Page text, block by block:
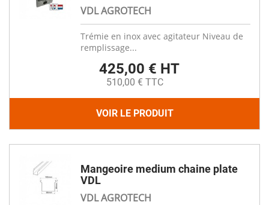
VDL AGROTECH
Trémie en inox avec agitateur Niveau de
remplissage...
425,00 € HT
510,00 € TTC
VOIR LE PRODUIT
Mangeoire medium chaine plate
VDL
VDL AGROTECH